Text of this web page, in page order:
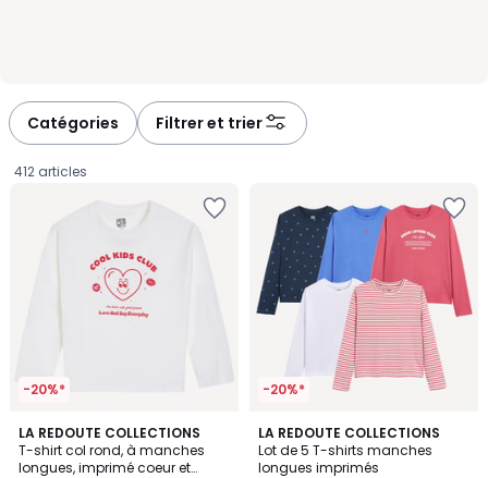
Catégories Filtrer et trier
412 articles
-20%*
LA REDOUTE COLLECTIONS
T-shirt col rond, à manches
longues, imprimé coeur et
-20%*
LA REDOUTE COLLECTIONS
Lot de 5 T-shirts manches
longues imprimés